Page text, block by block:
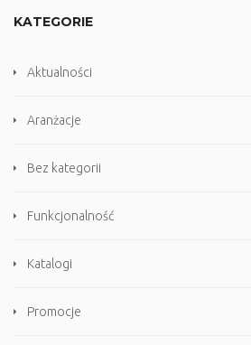
KATEGORIE
Aktualności
Aranżacje
Bez kategorii
Funkcjonalność
Katalogi
Promocje